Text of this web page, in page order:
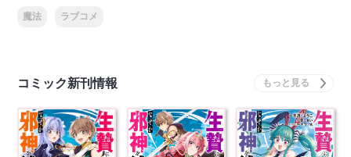
魔法 ラブコメ
コミック新刊情報